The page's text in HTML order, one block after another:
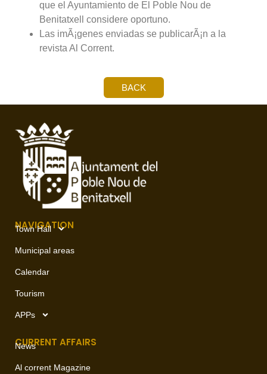
que el Ayuntamiento de El Poble Nou de
Benitatxell considere oportuno.
Las imÃ¡genes enviadas se publicarÃ¡n a la
revista Al Corrent.
BACK
NAVIGATION
Town Hall
Municipal areas
Calendar
Tourism
APPs
CURRENT AFFAIRS
News
Al corrent Magazine